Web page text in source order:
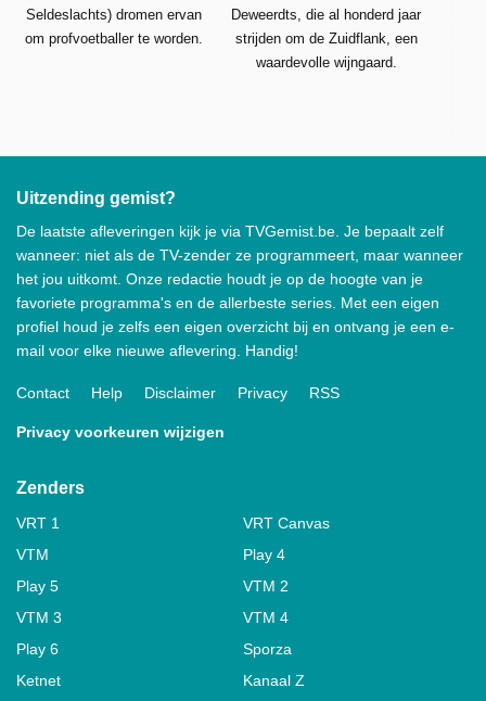
Seldeslachts) dromen ervan
om profvoetballer te worden.
Deweerdts, die al honderd jaar
strijden om de Zuidflank, een
waardevolle wijngaard.
Uitzending gemist?
De laatste afleveringen kijk je via TVGemist.be. Je bepaalt zelf
wanneer: niet als de TV-zender ze programmeert, maar wanneer
het jou uitkomt. Onze redactie houdt je op de hoogte van je
favoriete programma's en de allerbeste series. Met een eigen
profiel houd je zelfs een eigen overzicht bij en ontvang je een e-
mail voor elke nieuwe aflevering. Handig!
Contact Help Disclaimer Privacy RSS
Privacy voorkeuren wijzigen
Zenders
VRT 1
VRT Canvas
VTM
Play 4
Play 5
VTM 2
VTM 3
VTM 4
Play 6
Sporza
Ketnet
Kanaal Z